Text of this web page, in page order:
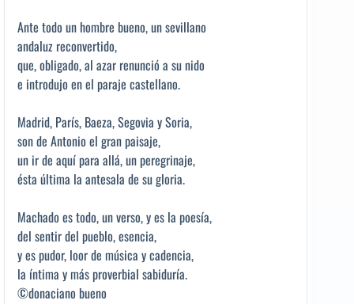
Ante todo un hombre bueno, un sevillano
andaluz reconvertido,
que, obligado, al azar renunció a su nido
e introdujo en el paraje castellano.
Madrid, París, Baeza, Segovia y Soria,
son de Antonio el gran paisaje,
un ir de aquí para allá, un peregrinaje,
ésta última la antesala de su gloria.
Machado es todo, un verso, y es la poesía,
del sentir del pueblo, esencia,
y es pudor, loor de música y cadencia,
la íntima y más proverbial sabiduría.
©donaciano bueno